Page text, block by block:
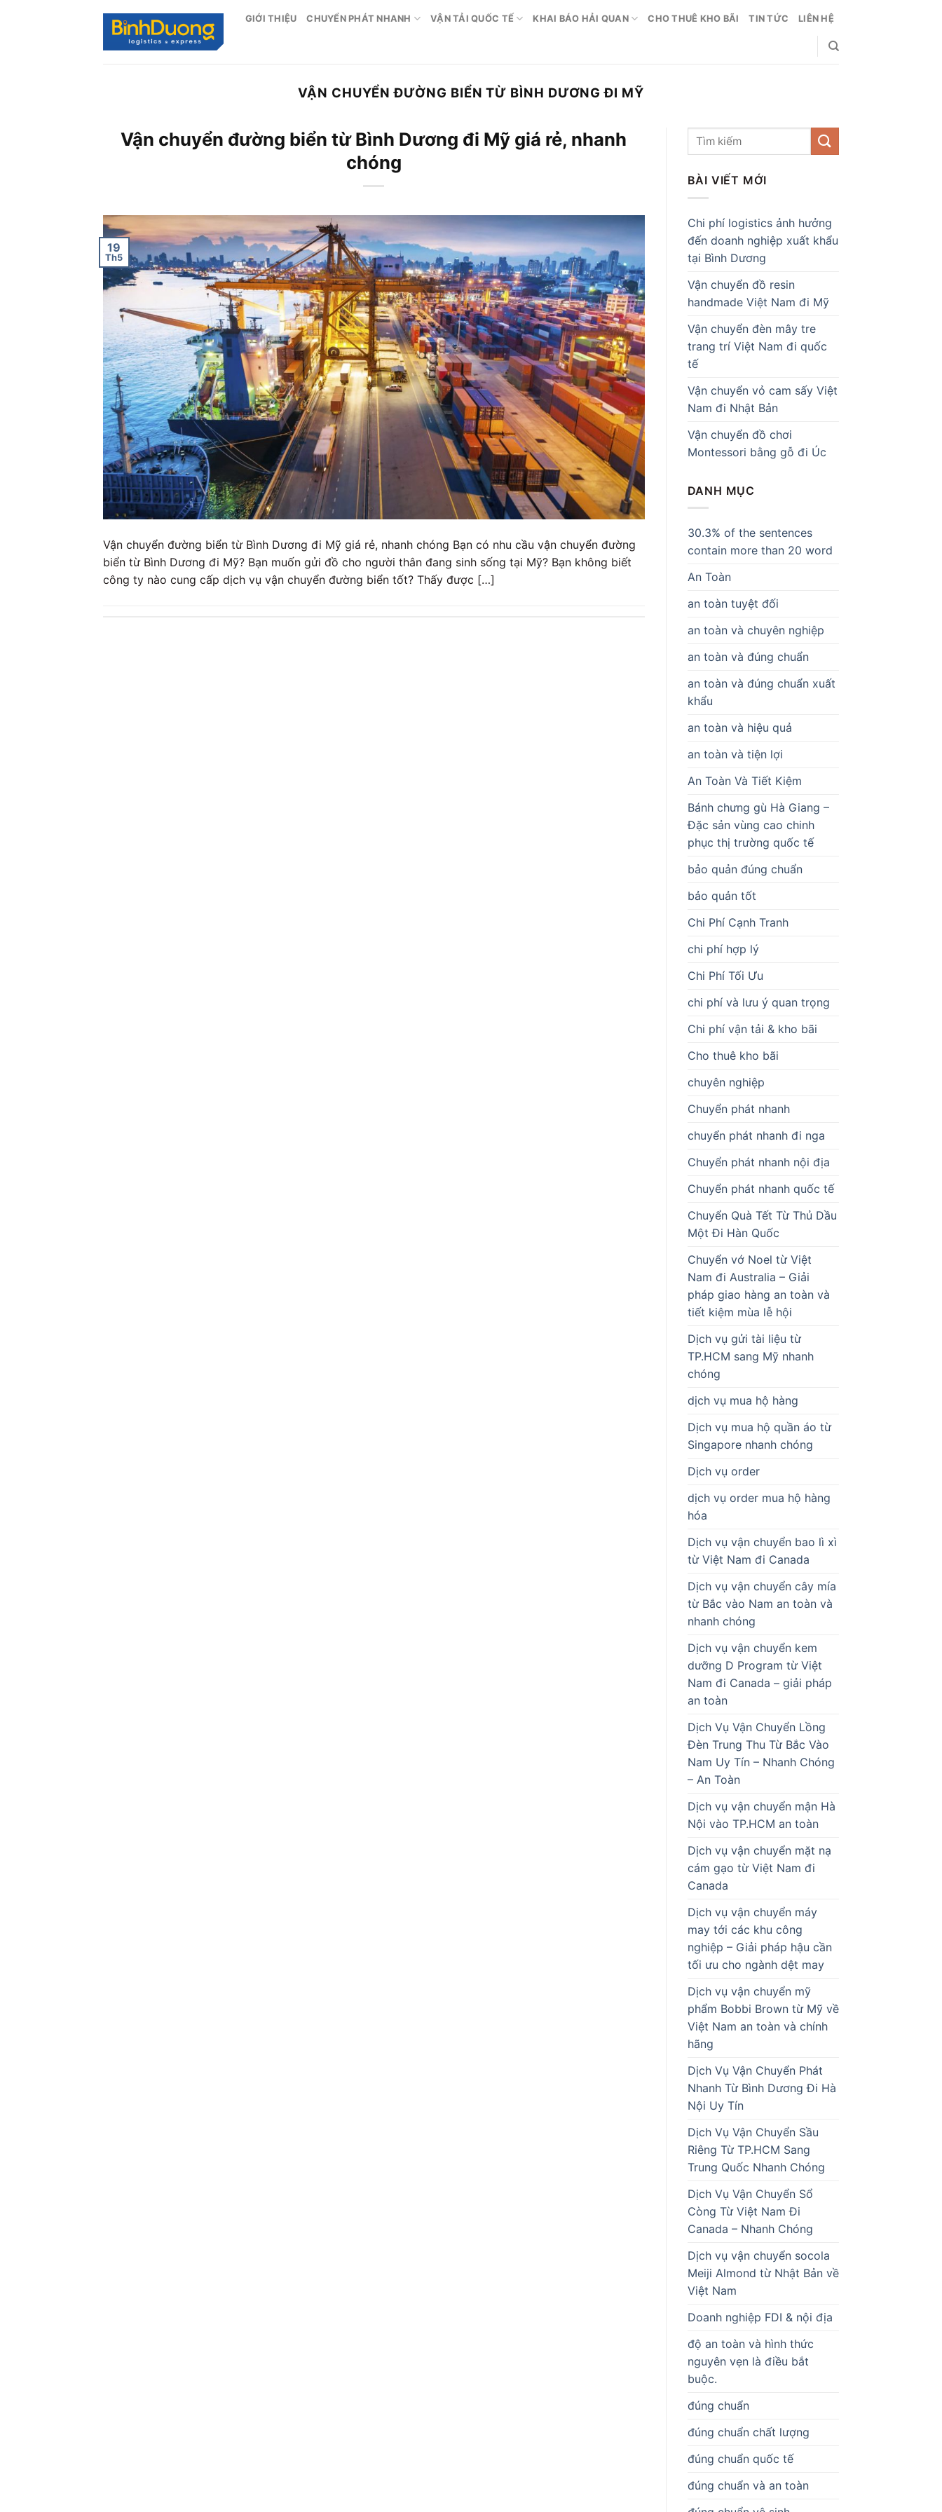
GIỚI THIỆU CHUYỂN PHÁT NHANH VẬN TẢI QUỐC TẾ KHAI BÁO HẢI QUAN CHO THUÊ KHO BÃI TIN TỨC LIÊN HỆ
VẬN CHUYỂN ĐƯỜNG BIỂN TỪ BÌNH DƯƠNG ĐI MỸ
Vận chuyển đường biển từ Bình Dương đi Mỹ giá rẻ, nhanh
chóng
19
Th5
Vận chuyển đường biển từ Bình Dương đi Mỹ giá rẻ, nhanh chóng Bạn có nhu cầu vận chuyển đường
biển từ Bình Dương đi Mỹ? Bạn muốn gửi đồ cho người thân đang sinh sống tại Mỹ? Bạn không biết
công ty nào cung cấp dịch vụ vận chuyển đường biển tốt? Thấy được […]
BÀI VIẾT MỚI
Chi phí logistics ảnh hưởng
đến doanh nghiệp xuất khẩu
tại Bình Dương
Vận chuyển đồ resin
handmade Việt Nam đi Mỹ
Vận chuyển đèn mây tre
trang trí Việt Nam đi quốc
tế
Vận chuyển vỏ cam sấy Việt
Nam đi Nhật Bản
Vận chuyển đồ chơi
Montessori bằng gỗ đi Úc
DANH MỤC
30.3% of the sentences
contain more than 20 word
An Toàn
an toàn tuyệt đối
an toàn và chuyên nghiệp
an toàn và đúng chuẩn
an toàn và đúng chuẩn xuất
khẩu
an toàn và hiệu quả
an toàn và tiện lợi
An Toàn Và Tiết Kiệm
Bánh chưng gù Hà Giang –
Đặc sản vùng cao chinh
phục thị trường quốc tế
bảo quản đúng chuẩn
bảo quản tốt
Chi Phí Cạnh Tranh
chi phí hợp lý
Chi Phí Tối Ưu
chi phí và lưu ý quan trọng
Chi phí vận tải & kho bãi
Cho thuê kho bãi
chuyên nghiệp
Chuyển phát nhanh
chuyển phát nhanh đi nga
Chuyển phát nhanh nội địa
Chuyển phát nhanh quốc tế
Chuyển Quà Tết Từ Thủ Dầu
Một Đi Hàn Quốc
Chuyển vớ Noel từ Việt
Nam đi Australia – Giải
pháp giao hàng an toàn và
tiết kiệm mùa lễ hội
Dịch vụ gửi tài liệu từ
TP.HCM sang Mỹ nhanh
chóng
dịch vụ mua hộ hàng
Dịch vụ mua hộ quần áo từ
Singapore nhanh chóng
Dịch vụ order
dịch vụ order mua hộ hàng
hóa
Dịch vụ vận chuyển bao lì xì
từ Việt Nam đi Canada
Dịch vụ vận chuyển cây mía
từ Bắc vào Nam an toàn và
nhanh chóng
Dịch vụ vận chuyển kem
dưỡng D Program từ Việt
Nam đi Canada – giải pháp
an toàn
Dịch Vụ Vận Chuyển Lồng
Đèn Trung Thu Từ Bắc Vào
Nam Uy Tín – Nhanh Chóng
– An Toàn
Dịch vụ vận chuyển mận Hà
Nội vào TP.HCM an toàn
Dịch vụ vận chuyển mặt nạ
cám gạo từ Việt Nam đi
Canada
Dịch vụ vận chuyển máy
may tới các khu công
nghiệp – Giải pháp hậu cần
tối ưu cho ngành dệt may
Dịch vụ vận chuyển mỹ
phẩm Bobbi Brown từ Mỹ về
Việt Nam an toàn và chính
hãng
Dịch Vụ Vận Chuyển Phát
Nhanh Từ Bình Dương Đi Hà
Nội Uy Tín
Dịch Vụ Vận Chuyển Sầu
Riêng Từ TP.HCM Sang
Trung Quốc Nhanh Chóng
Dịch Vụ Vận Chuyển Sổ
Còng Từ Việt Nam Đi
Canada – Nhanh Chóng
Dịch vụ vận chuyển socola
Meiji Almond từ Nhật Bản về
Việt Nam
Doanh nghiệp FDI & nội địa
độ an toàn và hình thức
nguyên vẹn là điều bắt
buộc.
đúng chuẩn
đúng chuẩn chất lượng
đúng chuẩn quốc tế
đúng chuẩn và an toàn